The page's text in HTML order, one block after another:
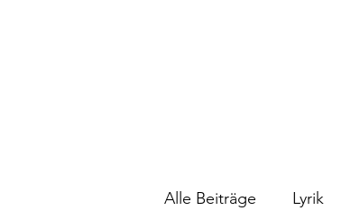
Alle Beiträge Lyrik